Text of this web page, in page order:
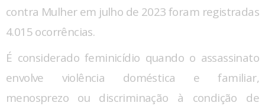
contra Mulher em julho de 2023 foram registradas
4.015 ocorrências.
É considerado feminicídio quando o assassinato
envolve violência doméstica e familiar,
menosprezo ou discriminação à condição de